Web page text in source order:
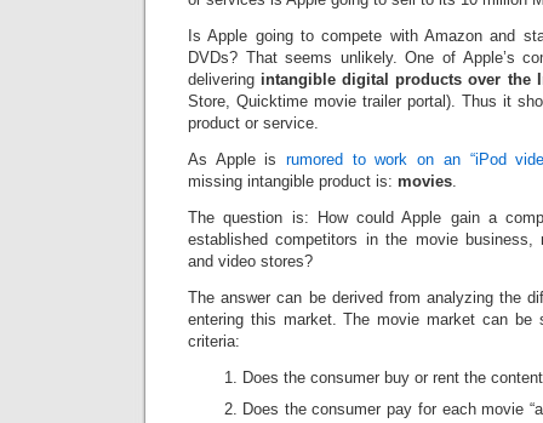
Is Apple going to compete with Amazon and
DVDs? That seems unlikely. One of Apple’s
delivering intangible digital products over the
Store, Quicktime movie trailer portal). Thus it
product or service.
As Apple isrumored to work on an “iPod
missing intangible product is: movies.
The question is: How could Apple gain a
established competitors in the movie business,
and video stores?
The answer can be derived from analyzing the
entering this market. The movie market can be
criteria:
Does the consumer buy or rent the
Does the consumer pay for each movie